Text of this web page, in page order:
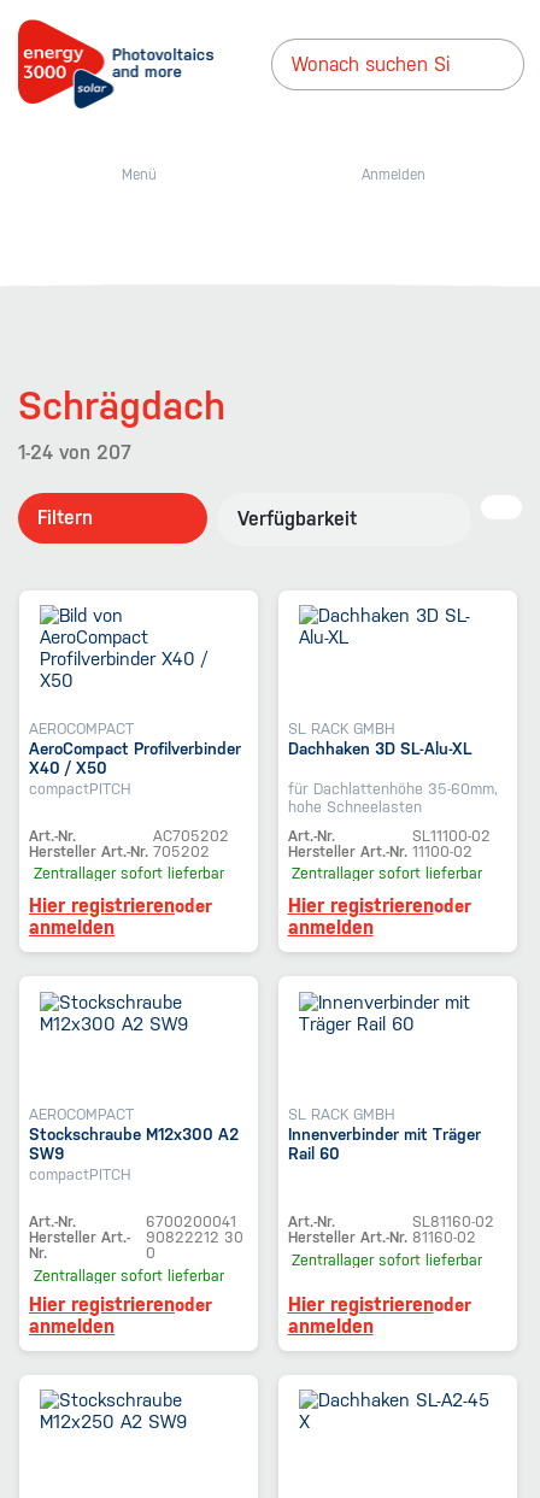
Menü Anmelden
Schrägdach
1-24 von 207
Filtern Verfügbarkeit
AEROCOMPACT
AeroCompact Profilverbinder
X40 / X50
compactPITCH
Art.-Nr.
AC705202
Hersteller Art.-Nr. 705202
Zentrallager sofort lieferbar
Hier registrierenoder
anmelden
SL RACK GMBH
Dachhaken 3D SL-Alu-XL
für Dachlattenhöhe 35-60mm,
hohe Schneelasten
Art.-Nr.
SL11100-02
Hersteller Art.-Nr. 11100-02
Zentrallager sofort lieferbar
Hier registrierenoder
anmelden
AEROCOMPACT
Stockschraube M12x300 A2
SW9
compactPITCH
Art.-Nr.
6700200041
Hersteller Art.-
Nr.
90822212 30
0
Zentrallager sofort lieferbar
Hier registrierenoder
anmelden
SL RACK GMBH
Innenverbinder mit Träger
Rail 60
Art.-Nr.
SL81160-02
Hersteller Art.-Nr. 81160-02
Zentrallager sofort lieferbar
Hier registrierenoder
anmelden